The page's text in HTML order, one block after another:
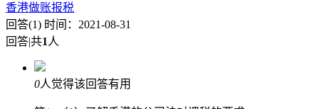
香港做账报税
回答(1) 时间：2021-08-31
回答|共1 人
0人觉得该回答有用